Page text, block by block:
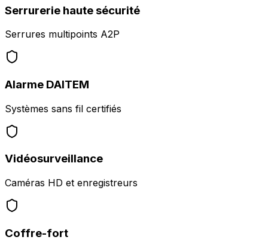
Serrurerie haute sécurité
Serrures multipoints A2P
Alarme DAITEM
Systèmes sans fil certifiés
Vidéosurveillance
Caméras HD et enregistreurs
Coffre-fort